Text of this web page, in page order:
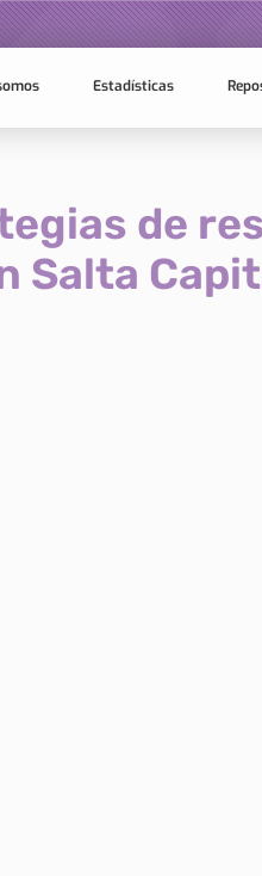
Estadísticas
de